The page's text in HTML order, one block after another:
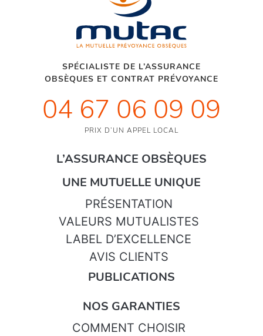
SPÉCIALISTE DE L’ASSURANCE
OBSÈQUES ET CONTRAT PRÉVOYANCE
04 67 06 09 09
PRIX D’UN APPEL LOCAL
L’ASSURANCE OBSÈQUES
UNE MUTUELLE UNIQUE
PRÉSENTATION
VALEURS MUTUALISTES
LABEL D’EXCELLENCE
AVIS CLIENTS
PUBLICATIONS
NOS GARANTIES
COMMENT CHOISIR